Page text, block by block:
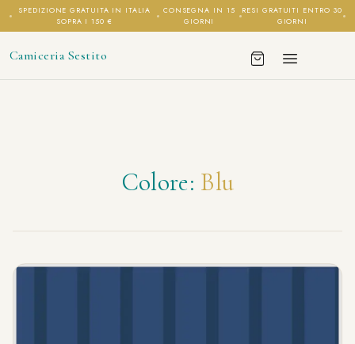
SPEDIZIONE GRATUITA IN ITALIA
SOPRA I 150 €
CONSEGNA IN 15
GIORNI
RESI GRATUITI ENTRO 30
GIORNI
Camiceria Sestito
Colore: Blu